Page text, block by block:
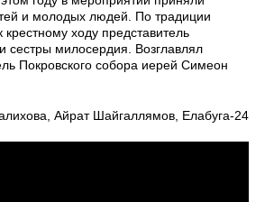
и молодых людей. По традиции
крестному ходу представитель
и сестры милосердия. Возглавлял
Покровского собора иерей Симеон
Айрат Шайгаллямов, Елабуга-24